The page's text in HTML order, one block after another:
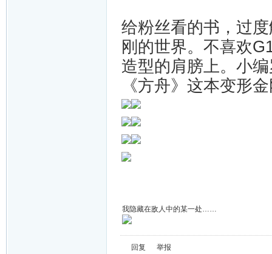
给粉丝看的书，过
刚的世界。不喜欢
造型的肩膀上。 小
《方舟》这本变形
我隐藏在敌人中的某一处……
回复 举报